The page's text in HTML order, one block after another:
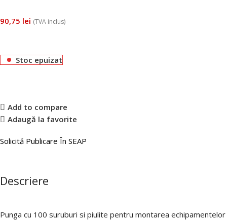
90,75 lei (TVA inclus)
Stoc epuizat
Add to compare
Adaugă la favorite
Solicită Publicare În SEAP
Descriere
Punga cu 100 suruburi si piulite pentru montarea echipamentelor